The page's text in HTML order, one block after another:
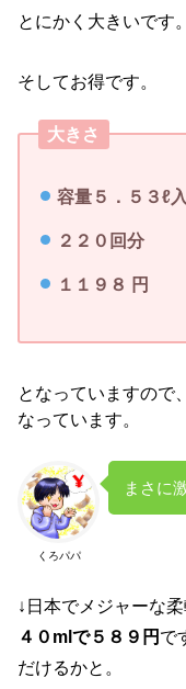
とにかく大きいです。
そしてお得です。
大きさ
容量５．５３ℓ
２２０回分
１１９８ 円
となっていますので
なっています。
くろパパ
まさに
↓日本でメジャーな
４０mlで５８９円 で
だけるかと。